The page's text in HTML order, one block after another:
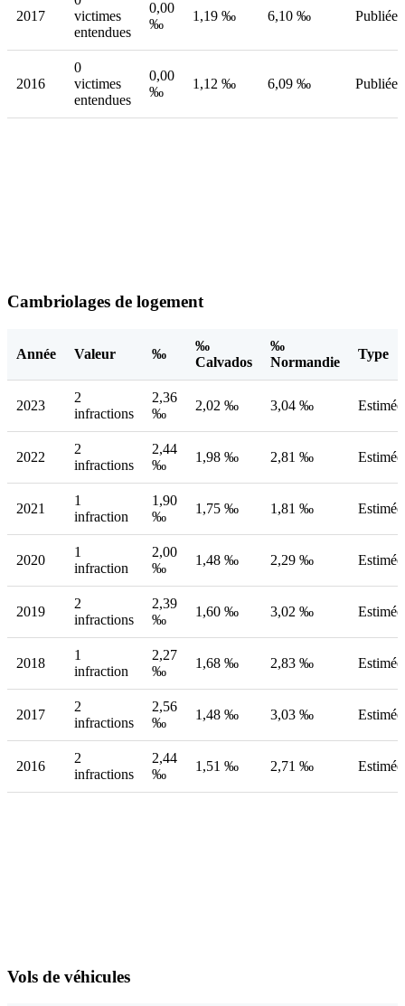
2017
victimes
entendues
0,00
‰
1,19 ‰ 6,10 ‰ Publiée
2016
0
victimes
entendues
0,00
‰
1,12 ‰ 6,09 ‰ Publiée
Cambriolages de logement
Année Valeur ‰
‰
Calvados
‰
Normandie
Type
2023
2
infractions
2,36
‰
2,02 ‰ 3,04 ‰ Estimée
2022
2
infractions
2,44
‰
1,98 ‰ 2,81 ‰ Estimée
2021
1
infraction
1,90
‰
1,75 ‰ 1,81 ‰ Estimée
2020
1
infraction
2,00
‰
1,48 ‰ 2,29 ‰ Estimée
2019
2
infractions
2,39
‰
1,60 ‰ 3,02 ‰ Estimée
2018
1
infraction
2,27
‰
1,68 ‰ 2,83 ‰ Estimée
2017
2
infractions
2,56
‰
1,48 ‰ 3,03 ‰ Estimée
2016
2
infractions
2,44
‰
1,51 ‰ 2,71 ‰ Estimée
Vols de véhicules